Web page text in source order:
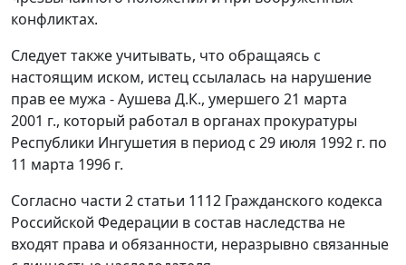
конфликтах.
Следует также учитывать, что обращаясь с
настоящим иском, истец ссылалась на нарушение
прав ее мужа - Аушева Д.К., умершего 21 марта
2001 г., который работал в органах прокуратуры
Республики Ингушетия в период с 29 июля 1992 г. по
11 марта 1996 г.
Согласно части 2 статьи 1112 Гражданского кодекса
Российской Федерации в состав наследства не
входят права и обязанности, неразрывно связанные